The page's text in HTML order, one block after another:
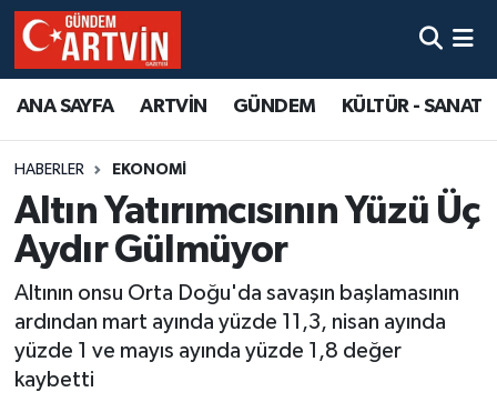
ANA SAYFA ARTVİN GÜNDEM KÜLTÜR - SANAT
HABERLER EKONOMİ
Altın Yatırımcısının Yüzü Üç
Aydır Gülmüyor
Altının onsu Orta Doğu'da savaşın başlamasının
ardından mart ayında yüzde 11,3, nisan ayında
yüzde 1 ve mayıs ayında yüzde 1,8 değer
kaybetti